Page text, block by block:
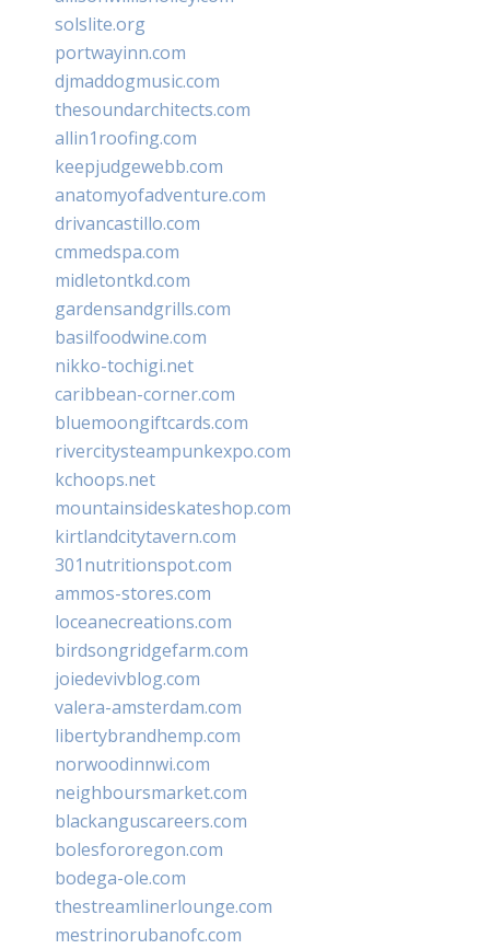
solslite.org
portwayinn.com
djmaddogmusic.com
thesoundarchitects.com
allin1roofing.com
keepjudgewebb.com
anatomyofadventure.com
drivancastillo.com
cmmedspa.com
midletontkd.com
gardensandgrills.com
basilfoodwine.com
nikko-tochigi.net
caribbean-corner.com
bluemoongiftcards.com
rivercitysteampunkexpo.com
kchoops.net
mountainsideskateshop.com
kirtlandcitytavern.com
301nutritionspot.com
ammos-stores.com
loceanecreations.com
birdsongridgefarm.com
joiedevivblog.com
valera-amsterdam.com
libertybrandhemp.com
norwoodinnwi.com
neighboursmarket.com
blackanguscareers.com
bolesfororegon.com
bodega-ole.com
thestreamlinerlounge.com
mestrinorubanofc.com